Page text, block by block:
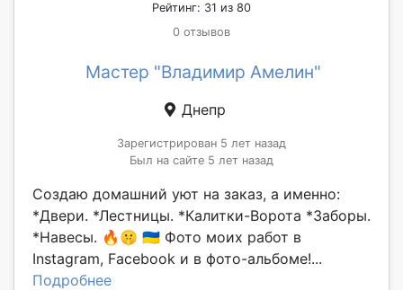
Рейтинг: 31 из 80
0 отзывов
Мастер "Владимир Амелин"
Днепр
Зарегистрирован 5 лет назад
Был на сайте 5 лет назад
Создаю домашний уют на заказ, а именно:
*Двери. *Лестницы. *Калитки-Ворота *Заборы.
*Навесы. 🔥🤫 🇺🇦 Фото моих работ в
Instagram, Facebook и в фото-альбоме!...
Подробнее